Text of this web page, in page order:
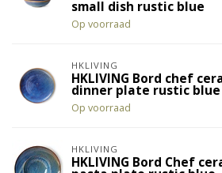
small dish rustic blue
Op voorraad
HKLIVING
HKLIVING Bord chef
dinner plate rustic blue
Op voorraad
HKLIVING
HKLIVING Bord Chef